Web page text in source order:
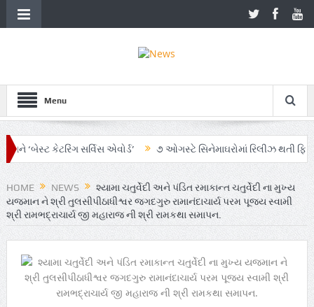
Menu
કેટરિંગ સર્વિસ એવોર્ડ’ ૭ ઓગસ્ટે સિનેમાઘરોમાં રિલીઝ થતી ફિલ્મ
AI અને ગ્રાહક સમજનો અનોખો સમન્વય
Zen – Z ના નામે આંદોલનના
HOME
NEWS
શ્યામા ચતુર્વેદી અને પંડિત રમાકાન્ત ચતુર્વેદી ના મુખ્ય
યજમાન ને શ્રી તુલસીપીઠાધીશ્વર જગદગુરુ રામાનંદાચાર્ય પરમ પૂજ્ય સ્વામી
શ્રી રામભદ્રાચાર્ય જી મહારાજ ની શ્રી રામકથા સમાપન.